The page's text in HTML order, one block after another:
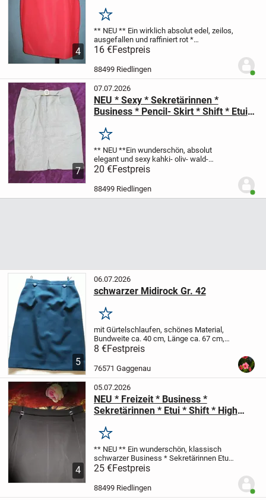
4
Etui * High Waist * Mini Rock "Köhler
NUR MODE" Gr. 36/ S * rot * weiß *
Merken
** NEU ** Ein wirklich absolut edel, zeilos,
ausgefallen und raffiniert rot *
weißversehen mit ganz kleinen, Punkten *
Tupfen * Polka Dots
VINTAGE Sekretärinnen * Shift *...
16 €Festpreis
88499 Riedlingen
7
07.07.2026
NEU * Sexy * Sekretärinnen *
Business * Pencil- Skirt * Shift * Etui *
Rock mit Gürtel "Jean Paul" Gr. 36-
38/ S * kahki- oliv- wald-grün
Merken
** NEU **Ein wunderschön, absolut
elegant und sexy kahki- oliv- wald-
grünSekretärinnen * Business * Pencil-
Skirt * Shift * Etui
ROCK, mit Gürtelaus 100% Leinen
20 €Festpreis
88499 Riedlingen
5
06.07.2026
schwarzer Midirock Gr. 42
Merken
mit Gürtelschlaufen, schönes Material,
Bundweite ca. 40 cm, Länge ca. 67 cm,
hinten kleiner Gummizug und Gehfalte ,
Unterfutter
Ausschluss der Gewährleistung und
Rücknahme.
8 €Festpreis
76571 Gaggenau
4
05.07.2026
NEU * Freizeit * Business *
Sekretärinnen * Etui * Shift * High
Kristallen "BIBA by ESCADA" Gr. 32-
34/ XS * schwarz * Gothic *
Merken
** NEU ** Ein wunderschön, klassisch
schwarzer Business * Sekretärinnen Etui
Shift High Waist ROCK
Größe 32- 34/ XS
ca. 70 cm Bundweite:...
25 €Festpreis
88499 Riedlingen